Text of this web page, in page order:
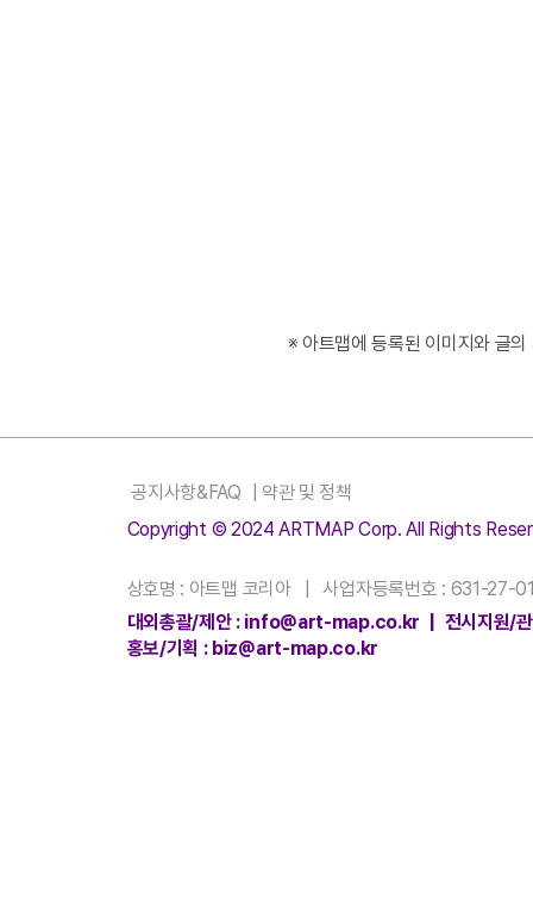
※ 아트맵에 등록된 이미지와 글
공지사항&FAQ
약관 및 정책
Copyright © 2024 ARTMAP Corp. All Rights
상호명 : 아트맵 코리아 | 사업자등록번호 : 631-27-
대외총괄/제안 : info@art-map.co.kr | 전시지
홍보/기획 : biz@art-map.co.kr